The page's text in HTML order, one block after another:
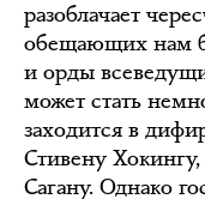
разоблачает
обещающих нам
и орды
может стать
заходится в
Стивену
Сагану. Однако